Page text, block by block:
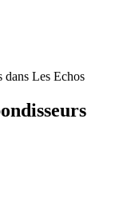
dans Les Echos